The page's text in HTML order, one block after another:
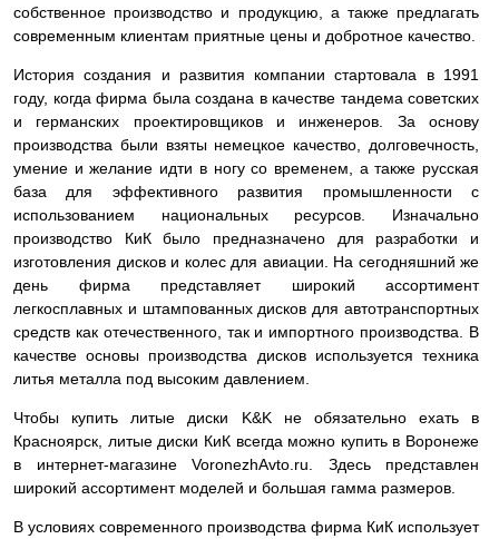
собственное производство и продукцию, а также предлагать
современным клиентам приятные цены и добротное качество.
История создания и развития компании стартовала в 1991
году, когда фирма была создана в качестве тандема советских
и германских проектировщиков и инженеров. За основу
производства были взяты немецкое качество, долговечность,
умение и желание идти в ногу со временем, а также русская
база для эффективного развития промышленности с
использованием национальных ресурсов. Изначально
производство КиК было предназначено для разработки и
изготовления дисков и колес для авиации. На сегодняшний же
день фирма представляет широкий ассортимент
легкосплавных и штампованных дисков для автотранспортных
средств как отечественного, так и импортного производства. В
качестве основы производства дисков используется техника
литья металла под высоким давлением.
Чтобы купить литые диски K&K не обязательно ехать в
Красноярск, литые диски КиК всегда можно купить в Воронеже
в интернет-магазине VoronezhAvto.ru. Здесь представлен
широкий ассортимент моделей и большая гамма размеров.
В условиях современного производства фирма КиК использует